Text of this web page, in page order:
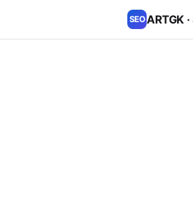
SEOARTGK